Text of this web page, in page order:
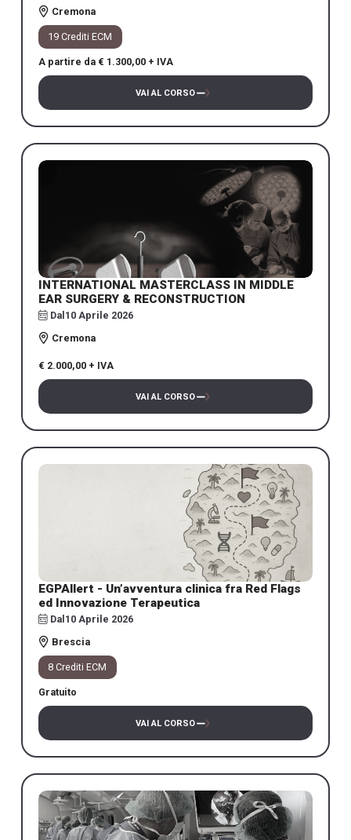
Cremona
19 Crediti ECM
A partire da € 1.300,00 + IVA
VAI AL CORSO
INTERNATIONAL MASTERCLASS IN MIDDLE
EAR SURGERY & RECONSTRUCTION
Dal 10 Aprile 2026
Cremona
€ 2.000,00 + IVA
VAI AL CORSO
EGPAllert - Un’avventura clinica fra Red Flags
ed Innovazione Terapeutica
Dal10 Aprile 2026
Brescia
8 Crediti ECM
Gratuito
VAI AL CORSO